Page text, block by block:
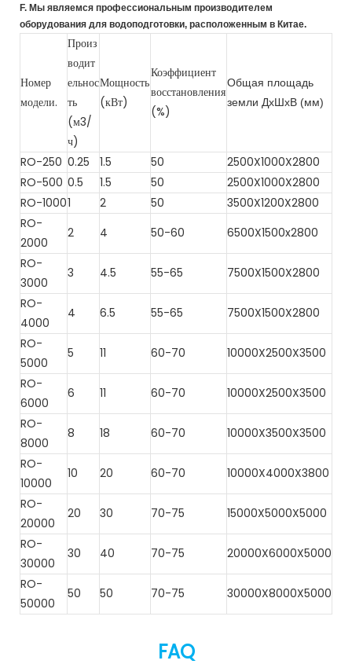
F. Мы являемся профессиональным производителем
оборудования для водоподготовки, расположенным в Китае.
Номер
модели.
Произ
водит
ельнос
ть
(м3/
ч)
Мощность
(кВт)
Коэффициент
восстановления
(%)
Общая площадь
земли ДхШхВ (мм)
RO-250 0.25 1.5 50
2500X1000X2800
RO-500 0.5 1.5 50
2500X1000X2800
RO-10001 2 50
3500X1200X2800
RO-
2000
2 4 50-60
6500X1500x2800
RO-
3000
3 4.5 55-65
7500X1500X2800
RO-
4000
4 6.5 55-65
7500X1500X2800
RO-
5000
5 11 60-70
10000X2500X3500
RO-
6000
6 11 60-70
10000X2500X3500
RO-
8000
8 18 60-70
10000X3500X3500
RO-
10000
10 20 60-70
10000X4000X3800
RO-
20000
20 30 70-75
15000X5000X5000
RO-
30000
30 40 70-75
20000X6000X5000
RO-
50000
50 50 70-75 30000X8000X5000
FAQ